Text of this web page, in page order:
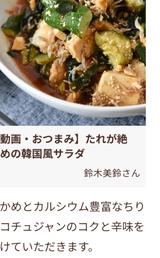
画・おつまみ】たれが絶
の韓国風サラダ
鈴木美鈴さん
めとカルシウム豊富なちり
チュジャンのコクと辛味を
ていただきます。